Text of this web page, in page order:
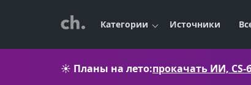
Категории Источники
☀️ Планы на лето:прокачать ИИ,